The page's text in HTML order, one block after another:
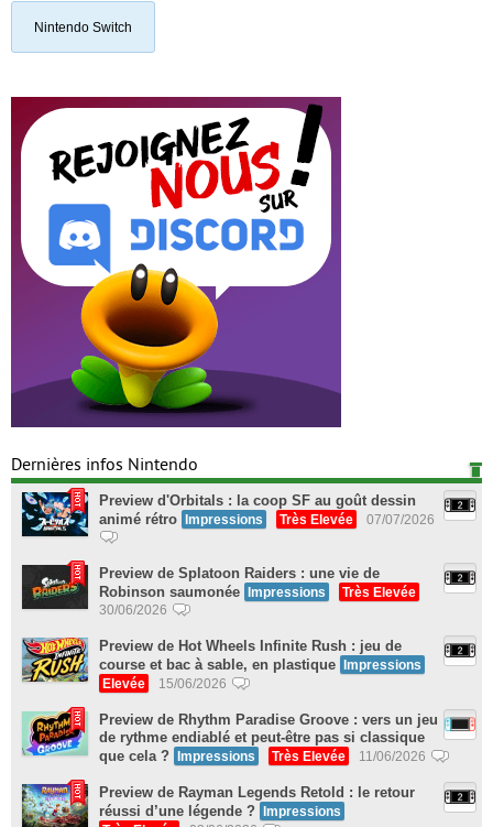
Nintendo Switch
Dernières infos Nintendo
Preview d'Orbitals : la coop SF au goût dessin
animé rétro
Impressions Très Elevée 07/07/2026
Preview de Splatoon Raiders : une vie de
Robinson saumonée
Impressions
Très Elevée
30/06/2026
Preview de Hot Wheels Infinite Rush : jeu de
course et bac à sable, en plastique
Impressions
Elevée
15/06/2026
Preview de Rhythm Paradise Groove : vers un jeu
de rythme endiablé et peut-être pas si classique
que cela ?
Impressions Très Elevée 11/06/2026
Preview de Rayman Legends Retold : le retour
réussi d’une légende ?
Impressions